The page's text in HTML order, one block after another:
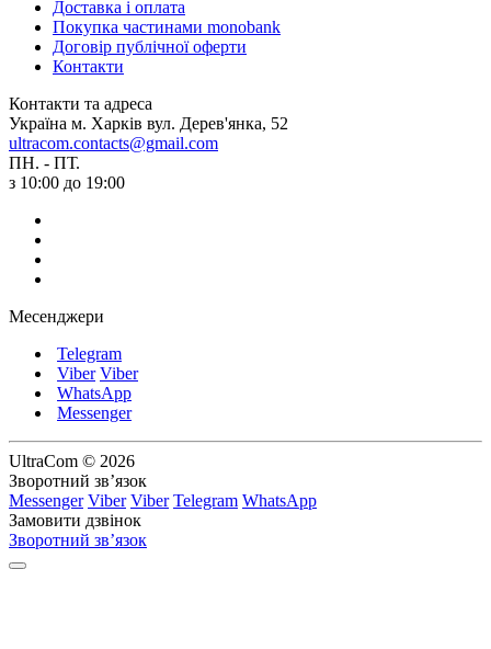
Доставка і оплата
Покупка частинами monobank
Договір публічної оферти
Контакти
Контакти та адреса
Україна м. Харків вул. Дерев'янка, 52
ultracom.contacts@gmail.com
ПН. - ПТ.
з 10:00 до 19:00
Месенджери
Telegram
Viber Viber
WhatsApp
Messenger
UltraCom © 2026
Зворотний зв’язок
Messenger Viber Viber Telegram WhatsApp
Замовити дзвінок
Зворотний зв’язок